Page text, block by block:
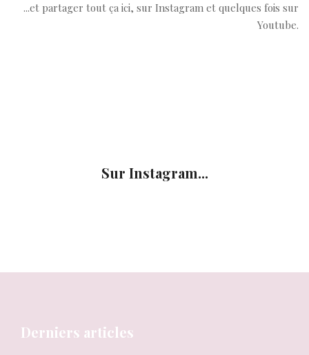
...et partager tout ça ici, sur Instagram et quelques fois sur
Youtube.
Sur Instagram...
Derniers articles